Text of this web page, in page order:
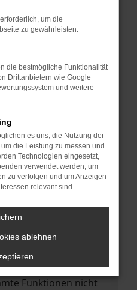
und deine
wie Werbeblocker,
Seiten
in einem privaten
helfen,
zu beheben.
Browser und dein
dem neuesten Stand
nicht nur ein
kann auch dazu
Funktionen nicht
um die
zu gewährleisten.
die bestmögliche Funktionalität
Drittanbietern wie Google
und weitere
es uns, die Nutzung der
die Leistung zu messen und
Technologien eingesetzt,
verwendet werden, um
zu verfolgen und um Anzeigen
relevant sind.
ablehnen